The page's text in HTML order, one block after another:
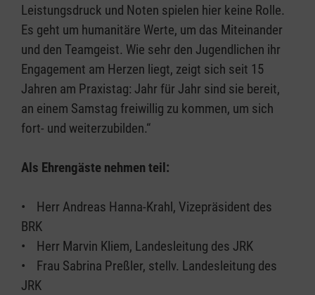
Leistungsdruck und Noten spielen hier keine Rolle.
Es geht um humanitäre Werte, um das Miteinander
und den Teamgeist. Wie sehr den Jugendlichen ihr
Engagement am Herzen liegt, zeigt sich seit 15
Jahren am Praxistag: Jahr für Jahr sind sie bereit,
an einem Samstag freiwillig zu kommen, um sich
fort- und weiterzubilden.“
Als Ehrengäste nehmen teil:
• Herr Andreas Hanna-Krahl, Vizepräsident des
BRK
• Herr Marvin Kliem, Landesleitung des JRK
• Frau Sabrina Preßler, stellv. Landesleitung des
JRK